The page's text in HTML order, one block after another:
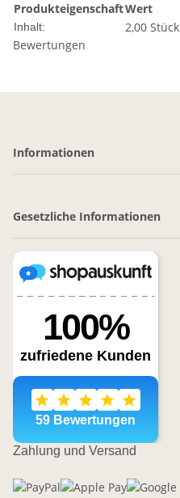
ProdukteigenschaftWert
Inhalt:
2,00 Stück
Bewertungen
Informationen
Gesetzliche Informationen
Zahlung und Versand